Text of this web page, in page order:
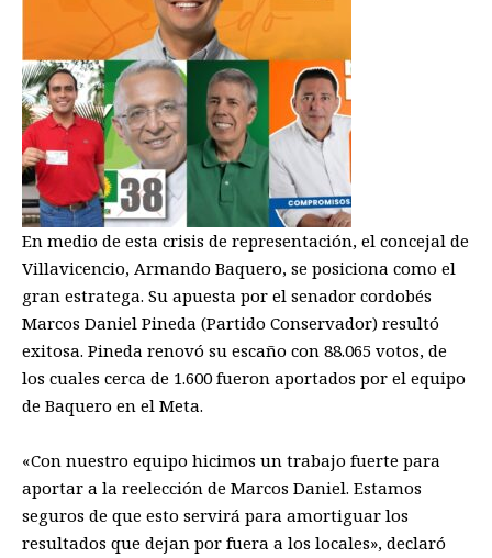
En medio de esta crisis de representación, el concejal de
Villavicencio, Armando Baquero, se posiciona como el
gran estratega. Su apuesta por el senador cordobés
Marcos Daniel Pineda (Partido Conservador) resultó
exitosa. Pineda renovó su escaño con 88.065 votos, de
los cuales cerca de 1.600 fueron aportados por el equipo
de Baquero en el Meta.
«Con nuestro equipo hicimos un trabajo fuerte para
aportar a la reelección de Marcos Daniel. Estamos
seguros de que esto servirá para amortiguar los
resultados que dejan por fuera a los locales», declaró